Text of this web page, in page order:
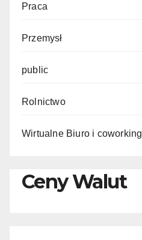
Praca
Przemysł
public
Rolnictwo
Wirtualne Biuro i coworking
Ceny Walut